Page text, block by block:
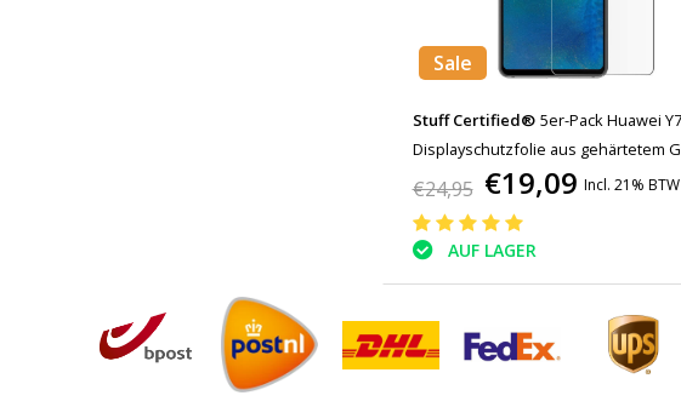
Sale
Stuff Certified® 5er-Pack Huawei
Displayschutzfolie aus gehärtetem
Hartglas
€24,95 €19,09 Incl. 21% BTW
AUF LAGER